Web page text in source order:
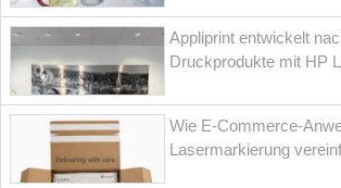
Appliprint entwickelt
Druckprodukte mit HP
Wie E-Commerce-
Lasermarkierung